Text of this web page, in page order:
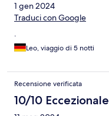
1 gen 2024
Traduci con Google
.
Leo, viaggio di 5 notti
Recensione verificata
10/10 Eccezionale